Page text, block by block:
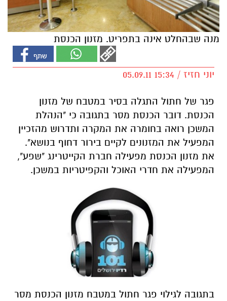
מנה שבהחלט אינה בתפריט. מזנון הכנסת
יוני חזיז / 15:34 05.09.11
פגר של חתול התגלה בסיר במטבח של מזנון
הכנסת. דובר הכנסת מסר בתגובה כי "הנהלת
המשכן רואה בחומרה את המקרה ותדרוש מהזכיין
המפעיל את המזנונים לקיים בירור דחוף בנושא".
את מזנון הכנסת מפעילה חברת הקייטרינג "שפע",
המפעילה את חדרי האוכל והקפיטריות במשכן.
בתגובה לגילוי פגר חתול במטבח מזנון הכנסת מסר